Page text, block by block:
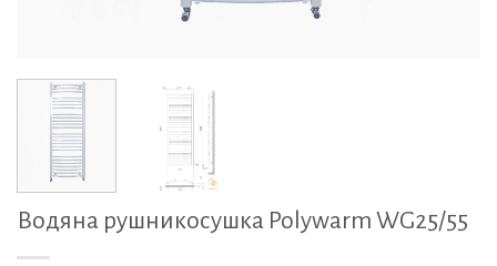
Водяна рушникосушка Polywarm WG25/55